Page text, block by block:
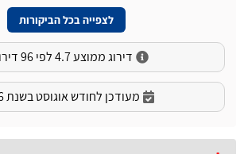
לצפייה בכל הביקורות
דירוג ממוצע 4.7 לפי 96 דירוגים
מעודכן לחודש אוגוסט בשנת 2026